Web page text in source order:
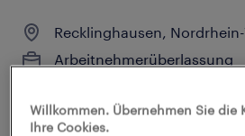
Recklinghausen,
Arbeitnehmerüberlassung
Industrie und Handwerk
Willkommen. Übernehmen Sie die
Ihre Cookies.